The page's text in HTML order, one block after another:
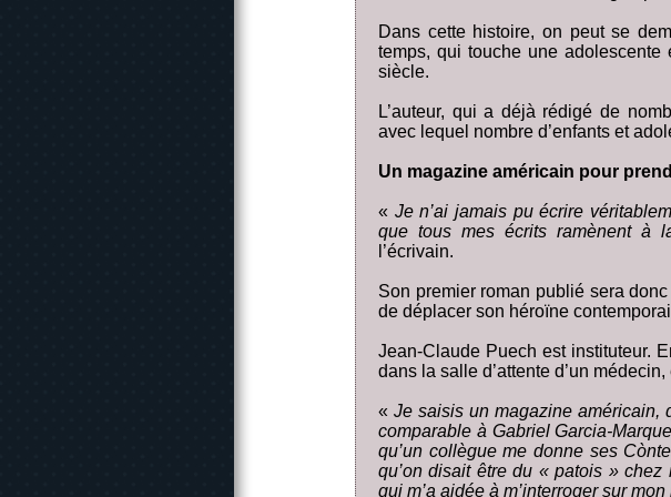
Dans cette histoire, on peut se
temps, qui touche une
siècle.
L’auteur, qui a déjà rédigé de
avec lequel nombre d’enfants et
Un magazine américain pour
« Je n’ai jamais pu écrire
que tous mes écrits ramènent à
l’écrivain.
Son premier roman publié sera
de déplacer son héroïne
Jean-Claude Puech est instituteur.
dans la salle d’attente d’un
« Je saisis un magazine américain,
comparable à Gabriel Garcia-
qu’un collègue me donne ses
qu’on disait être du « patois »
qui m’a aidée à m’interroger sur